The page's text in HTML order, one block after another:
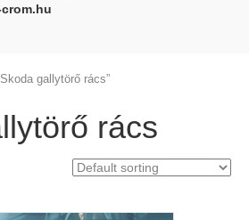
gallytörő rács”
rács